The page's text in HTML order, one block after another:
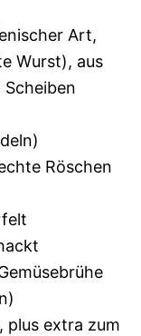
Art,
Wurst), aus
Röschen
plus extra zum